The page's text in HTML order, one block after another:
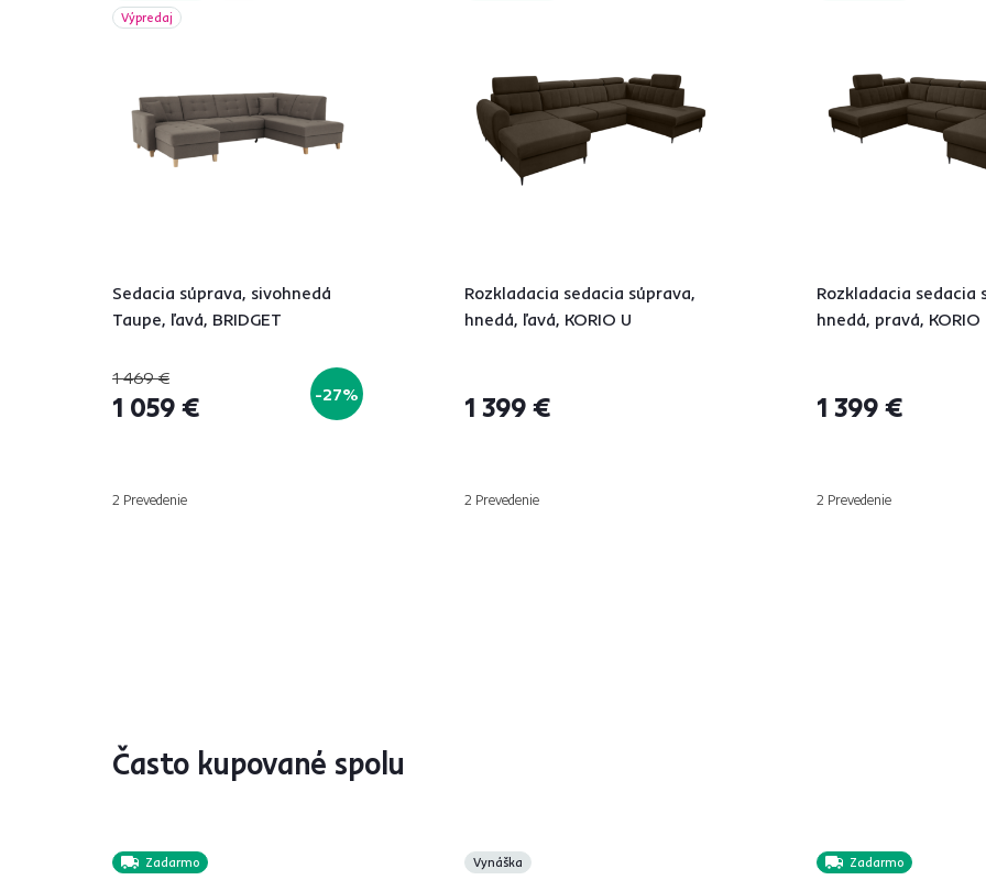
Výpredaj
Sedacia súprava, sivohnedá
Taupe, ľavá, BRIDGET
1 469 €
1 059 € -27%
2 Prevedenie
Rozkladacia sedacia súprava,
hnedá, ľavá, KORIO U
1 399 €
2 Prevedenie
Rozkladacia sedacia
hnedá, pravá, KORIO
1 399 €
2 Prevedenie
Často kupované spolu
Zadarmo Vynáška Zadarmo